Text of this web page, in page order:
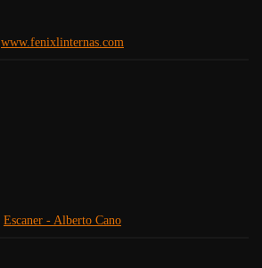
www.fenixlinternas.com
Escaner - Alberto Cano